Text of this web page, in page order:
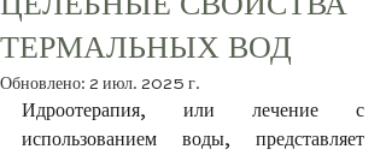
ЦЕЛЕБНЫЕ СВОЙСТВА
ТЕРМАЛЬНЫХ ВОД
Обновлено: 2 июл. 2025 г.
Идроотерапия, или лечение с
использованием воды, представляет